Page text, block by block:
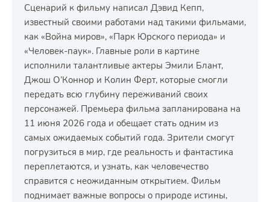
Сценарий к фильму написал Дэвид Кепп,
известный своими работами над такими фильмами,
как «Война миров», «Парк Юрского периода» и
«Человек-паук». Главные роли в картине
исполнили талантливые актеры Эмили Блант,
Джош О’Коннор и Колин Ферт, которые смогли
передать всю глубину переживаний своих
персонажей. Премьера фильма запланирована на
11 июня 2026 года и обещает стать одним из
самых ожидаемых событий года. Зрители смогут
погрузиться в мир, где реальность и фантастика
переплетаются, и узнать, как человечество
справится с неожиданным открытием. Фильм
поднимает важные вопросы о природе истины,